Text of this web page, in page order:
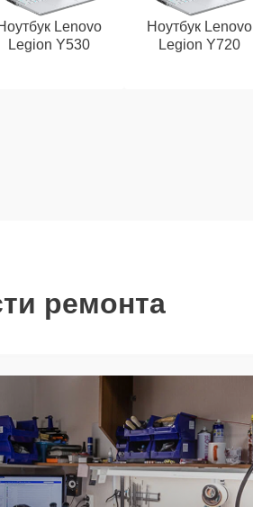
Lenovo
Legion Y530
Ноутбук Lenovo
Legion Y720
ремонта